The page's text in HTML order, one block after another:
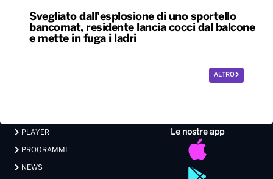
Svegliato dall’esplosione di uno sportello
bancomat, residente lancia cocci dal balcone
e mette in fuga i ladri
ALTRO
Le nostre app
PLAYER
PROGRAMMI
NEWS